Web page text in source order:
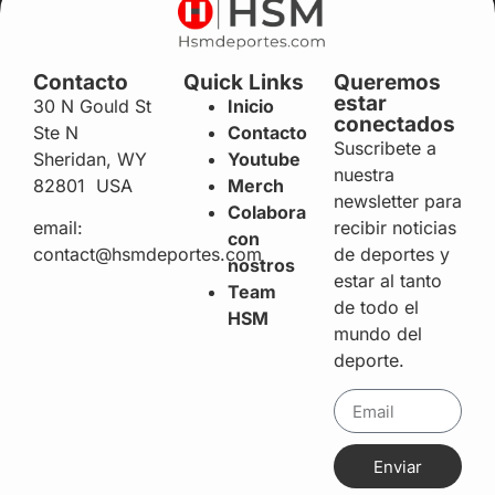
Contacto
30 N Gould St
Ste N
Sheridan, WY
82801 USA
email:
contact@hsmdeportes.com
Quick Links
Inicio
Contacto
Youtube
Merch
Colabora
con
nostros
Team
HSM
Queremos
estar
conectados
Suscribete a
nuestra
newsletter para
recibir noticias
de deportes y
estar al tanto
de todo el
mundo del
deporte.
Enviar